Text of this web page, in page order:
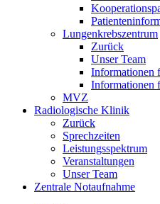
Lungenkrebszentrum
Zurück
Unser Team
Informationen
Informationen
MVZ
Radiologische Klinik
Zurück
Sprechzeiten
Leistungsspektrum
Veranstaltungen
Unser Team
Zentrale Notaufnahme